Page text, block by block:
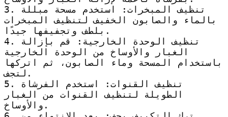
3. تنظيف المبخرات: استخدم مسحة مبللة
بالماء والصابون الخفيف لتنظيف المبخرات
بلطف وتجفيفها جيدًا.
4. تنظيف الوحدة الخارجية: قم بإزالة
الغبار والأوساخ من الوحدة الخارجية
باستخدام المسحة وماء الصابون، ثم اتركها
لتجف.
5. تنظيف القنوات: استخدم الفرشاة
الطويلة لتنظيف القنوات من الغبار
والأوساخ.